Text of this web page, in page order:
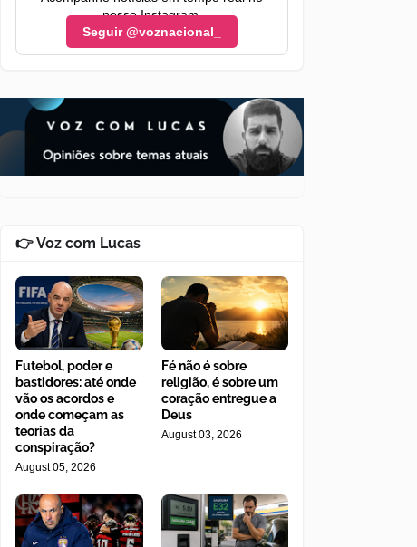
nosso Instagram.
Seguir @voznacional_
👉 Voz com Lucas
Futebol, poder e
bastidores: até onde
vão os acordos e
onde começam as
teorias da
conspiração?
August 05, 2026
Fé não é sobre
religião, é sobre um
coração entregue a
Deus
August 03, 2026